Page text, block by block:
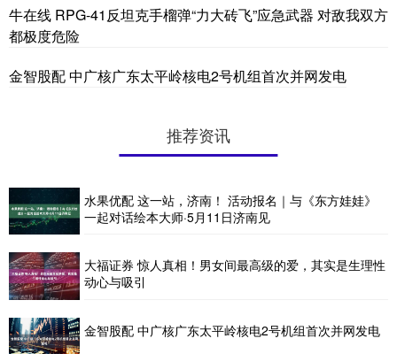
牛在线 RPG-41反坦克手榴弹“力大砖飞”应急武器 对敌我双方
都极度危险
金智股配 中广核广东太平岭核电2号机组首次并网发电
推荐资讯
水果优配 这一站，济南！ 活动报名｜与《东方娃娃》
一起对话绘本大师·5月11日济南见
大福证券 惊人真相！男女间最高级的爱，其实是生理性
动心与吸引
金智股配 中广核广东太平岭核电2号机组首次并网发电